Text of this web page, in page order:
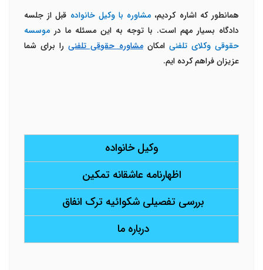
همانطور که اشاره کردیم، مشاوره با وکیل خانواده قبل از جلسه
دادگاه بسیار مهم است. با توجه به این مسئله ما در موسسه
حقوقی وکلای تلفنی امکانمشاوره حقوقی تلفنیرا برای شما
عزیزان فراهم کرده ایم.
وکیل خانواده
اظهارنامه عاشقانه تمکین
بررسی تفصیلی شکوائیه ترک انفاق
درباره ما